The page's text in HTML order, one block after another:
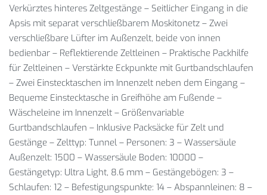
Verkürztes hinteres Zeltgestänge – Seitlicher Eingang in die
Apsis mit separat verschließbarem Moskitonetz – Zwei
verschließbare Lüfter im Außenzelt, beide von innen
bedienbar – Reflektierende Zeltleinen – Praktische Packhilfe
für Zeltleinen – Verstärkte Eckpunkte mit Gurtbandschlaufen
– Zwei Einstecktaschen im Innenzelt neben dem Eingang –
Bequeme Einstecktasche in Greifhöhe am Fußende –
Wäscheleine im Innenzelt – Größenvariable
Gurtbandschlaufen – Inklusive Packsäcke für Zelt und
Gestänge – Zelttyp: Tunnel – Personen: 3 – Wassersäule
Außenzelt: 1500 – Wassersäule Boden: 10000 –
Gestängetyp: Ultra Light, 8.6 mm – Gestängebögen: 3 –
Schlaufen: 12 – Befestigungspunkte: 14 – Abspannleinen: 8 –